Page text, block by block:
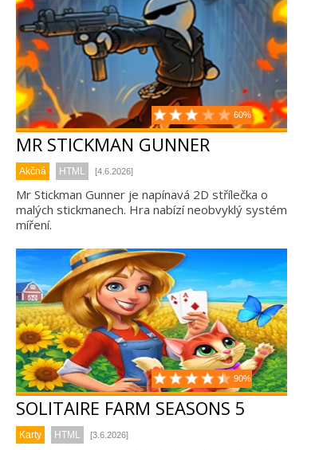
60%
MR STICKMAN GUNNER
Akčná HTML [4.6.2026]
Mr Stickman Gunner je napínavá 2D střílečka o
malých stickmanech. Hra nabízí neobvyklý systém
míření.
90%
SOLITAIRE FARM SEASONS 5
Karty HTML [3.6.2026]